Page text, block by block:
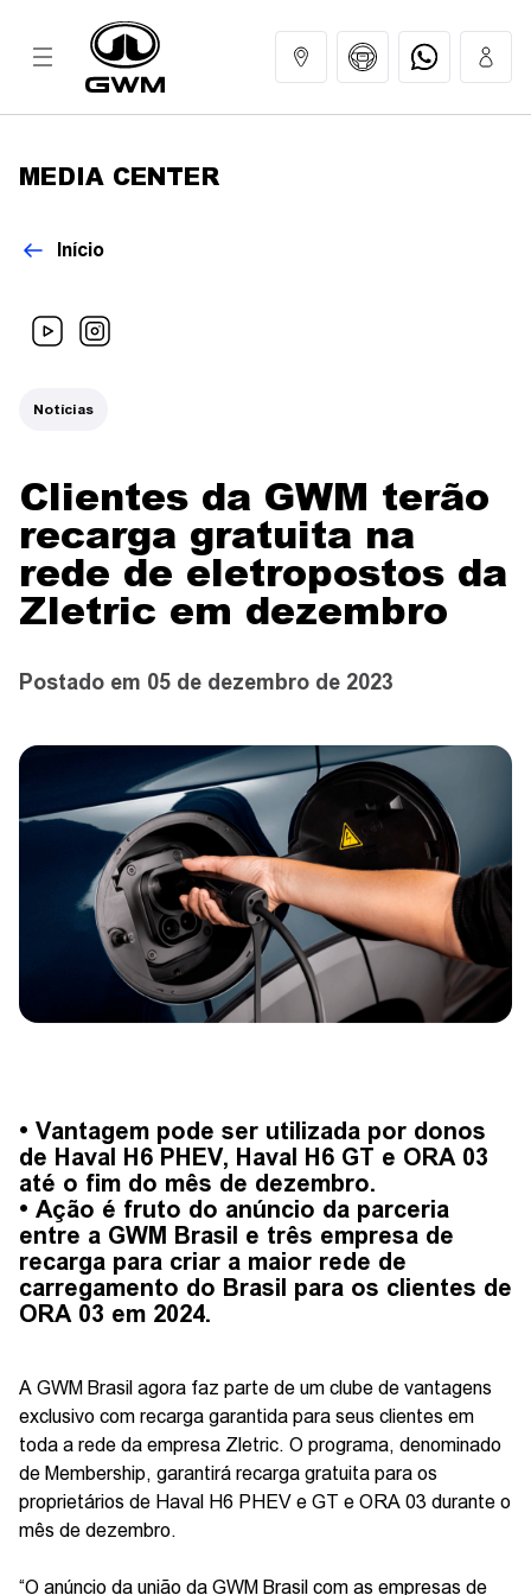
CONTATO
TEST DRIVE
WhatsApp
MEDIA CENTER
Início
Notícias
Clientes da GWM terão
recarga gratuita na
rede de eletropostos da
Zletric em dezembro
Postado em 05 de dezembro de 2023
• Vantagem pode ser utilizada por donos
de Haval H6 PHEV, Haval H6 GT e ORA 03
até o fim do mês de dezembro.
• Ação é fruto do anúncio da parceria
entre a GWM Brasil e três empresa de
recarga para criar a maior rede de
carregamento do Brasil para os clientes de
ORA 03 em 2024.
A GWM Brasil agora faz parte de um clube de vantagens
exclusivo com recarga garantida para seus clientes em
toda a rede da empresa Zletric. O programa, denominado
de Membership, garantirá recarga gratuita para os
proprietários de Haval H6 PHEV e GT e ORA 03 durante o
mês de dezembro.
“O anúncio da união da GWM Brasil com as empresas de